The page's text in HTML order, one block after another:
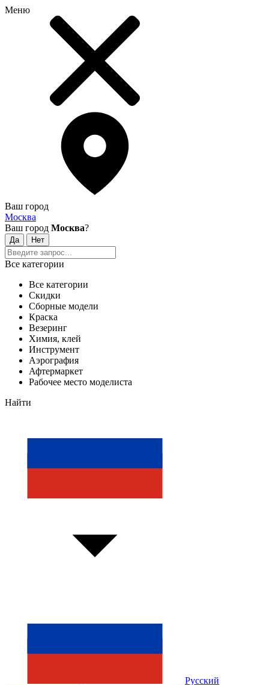
Меню
Ваш город
Москва
Ваш город Москва?
Все категории
Все категории
Скидки
Сборные модели
Краска
Везеринг
Химия, клей
Инструмент
Аэрография
Афтермаркет
Рабочее место моделиста
Найти
Русский